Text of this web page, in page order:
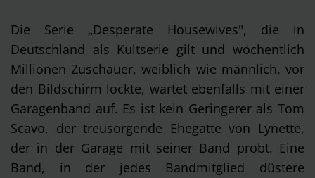
Die Serie „Desperate Housewives", die in
Deutschland als Kultserie gilt und wöchentlich
Millionen Zuschauer, weiblich wie männlich, vor
den Bildschirm lockte, wartet ebenfalls mit einer
Garagenband auf. Es ist kein Geringerer als Tom
Scavo, der treusorgende Ehegatte von Lynette,
der in der Garage mit seiner Band probt. Eine
Band, in der jedes Bandmitglied düstere